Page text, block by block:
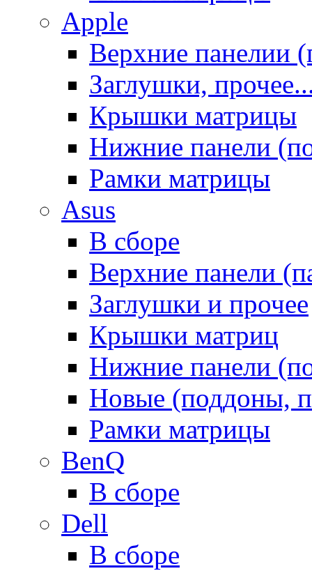
Apple
Верхние панелии
Заглушки,
Крышки матрицы
Нижние панели
Рамки матрицы
Asus
В сборе
Верхние панели
Заглушки и прочее
Крышки матриц
Нижние панели
Новые (поддоны,
Рамки матрицы
BenQ
В сборе
Dell
В сборе